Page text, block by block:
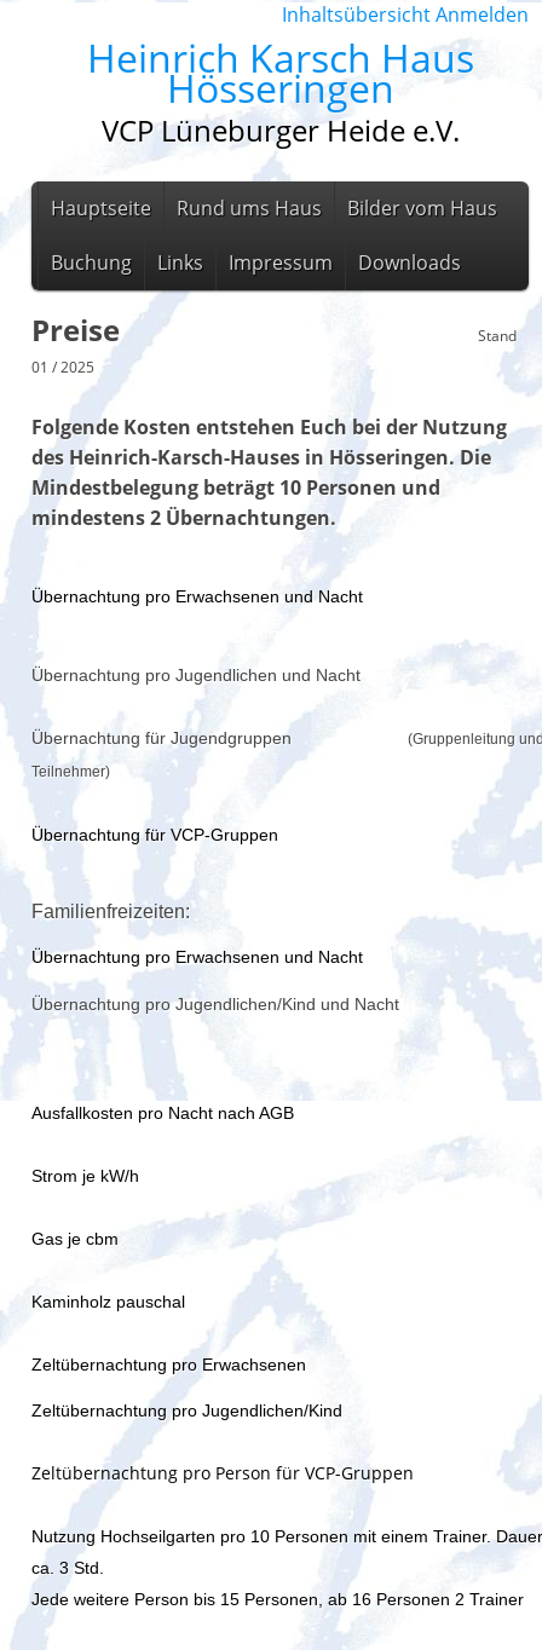
InhaltsübersichtAnmelden
Heinrich Karsch Haus
Hösseringen
VCP Lüneburger Heide e.V.
Hauptseite Rund ums Haus Bilder vom Haus
Buchung Links Impressum Downloads
Preise
Stand
01 / 2025
Folgende Kosten entstehen Euch bei der Nutzung
des Heinrich-Karsch-Hauses in Hösseringen. Die
Mindestbelegung beträgt 10 Personen und
mindestens 2 Übernachtungen.
Übernachtung pro Erwachsenen und Nacht
Übernachtung pro Jugendlichen und Nacht
Übernachtung für Jugendgruppen (Gruppenleitung
Teilnehmer)
Übernachtung für VCP-Gruppen
Familienfreizeiten:
Übernachtung pro Erwachsenen und Nacht
Übernachtung pro Jugendlichen/Kind und Nacht
Ausfallkosten pro Nacht nach AGB
Strom je kW/h
Gas je cbm
Kaminholz pauschal
Zeltübernachtung pro Erwachsenen
Zeltübernachtung pro Jugendlichen/Kind
Zeltübernachtung pro Person für VCP-Gruppen
Nutzung Hochseilgarten pro 10 Personen mit einem Trainer. Dauer
ca. 3 Std.
Jede weitere Person bis 15 Personen, ab 16 Personen 2 Trainer